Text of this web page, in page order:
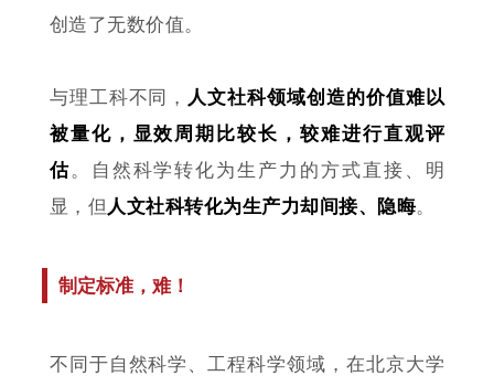
创造了无数价值。
与理工科不同， 人文社科领域创造的价值难以
被量化，显效周期比较长，较难进行直观评
估。自然科学转化为生产力的方式直接、明
显，但 人文社科转化为生产力却间接、隐晦。
制定标准，难！
不同于自然科学、工程科学领域，在北京大学